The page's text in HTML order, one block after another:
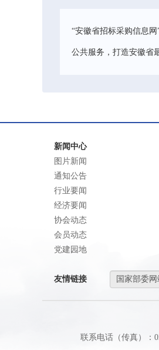
“安徽省招标采购信息
公共服务，打造安徽省
新闻中心
图片新闻
通知公告
行业要闻
经济要闻
协会动态
会员动态
党建园地
友情链接
联系电话（传真）：